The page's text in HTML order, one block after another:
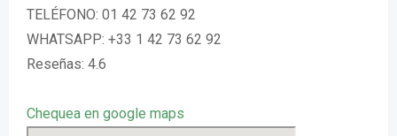
TELÉFONO: 01 42 73 62 92
WHATSAPP: +33 1 42 73 62 92
Reseñas: 4.6
Chequea en google maps